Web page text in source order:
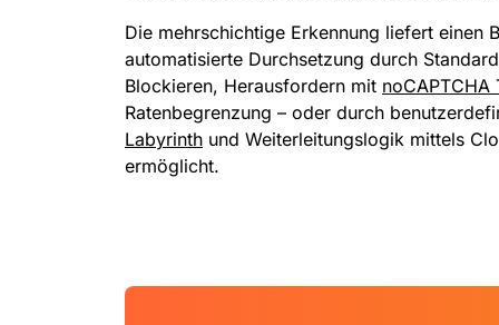
Die mehrschichtige Erkennung liefert einen
automatisierte Durchsetzung durch
Blockieren, Herausfordern mit noCAPTCHA
Ratenbegrenzung – oder durch
Labyrinth und Weiterleitungslogik mittels
ermöglicht.